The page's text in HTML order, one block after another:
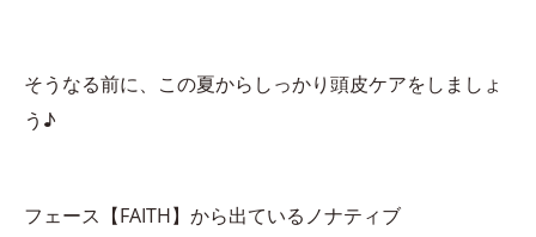
そうなる前に、この夏からしっかり頭皮ケアをしましょ
う♪
フェース【FAITH】から出ているノナティブ